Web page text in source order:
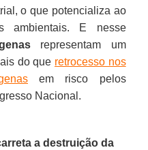
o que potencializa ao
ambientais. E nesse
representam um
do que retrocesso nos
em risco pelos
Nacional.
a destruição da